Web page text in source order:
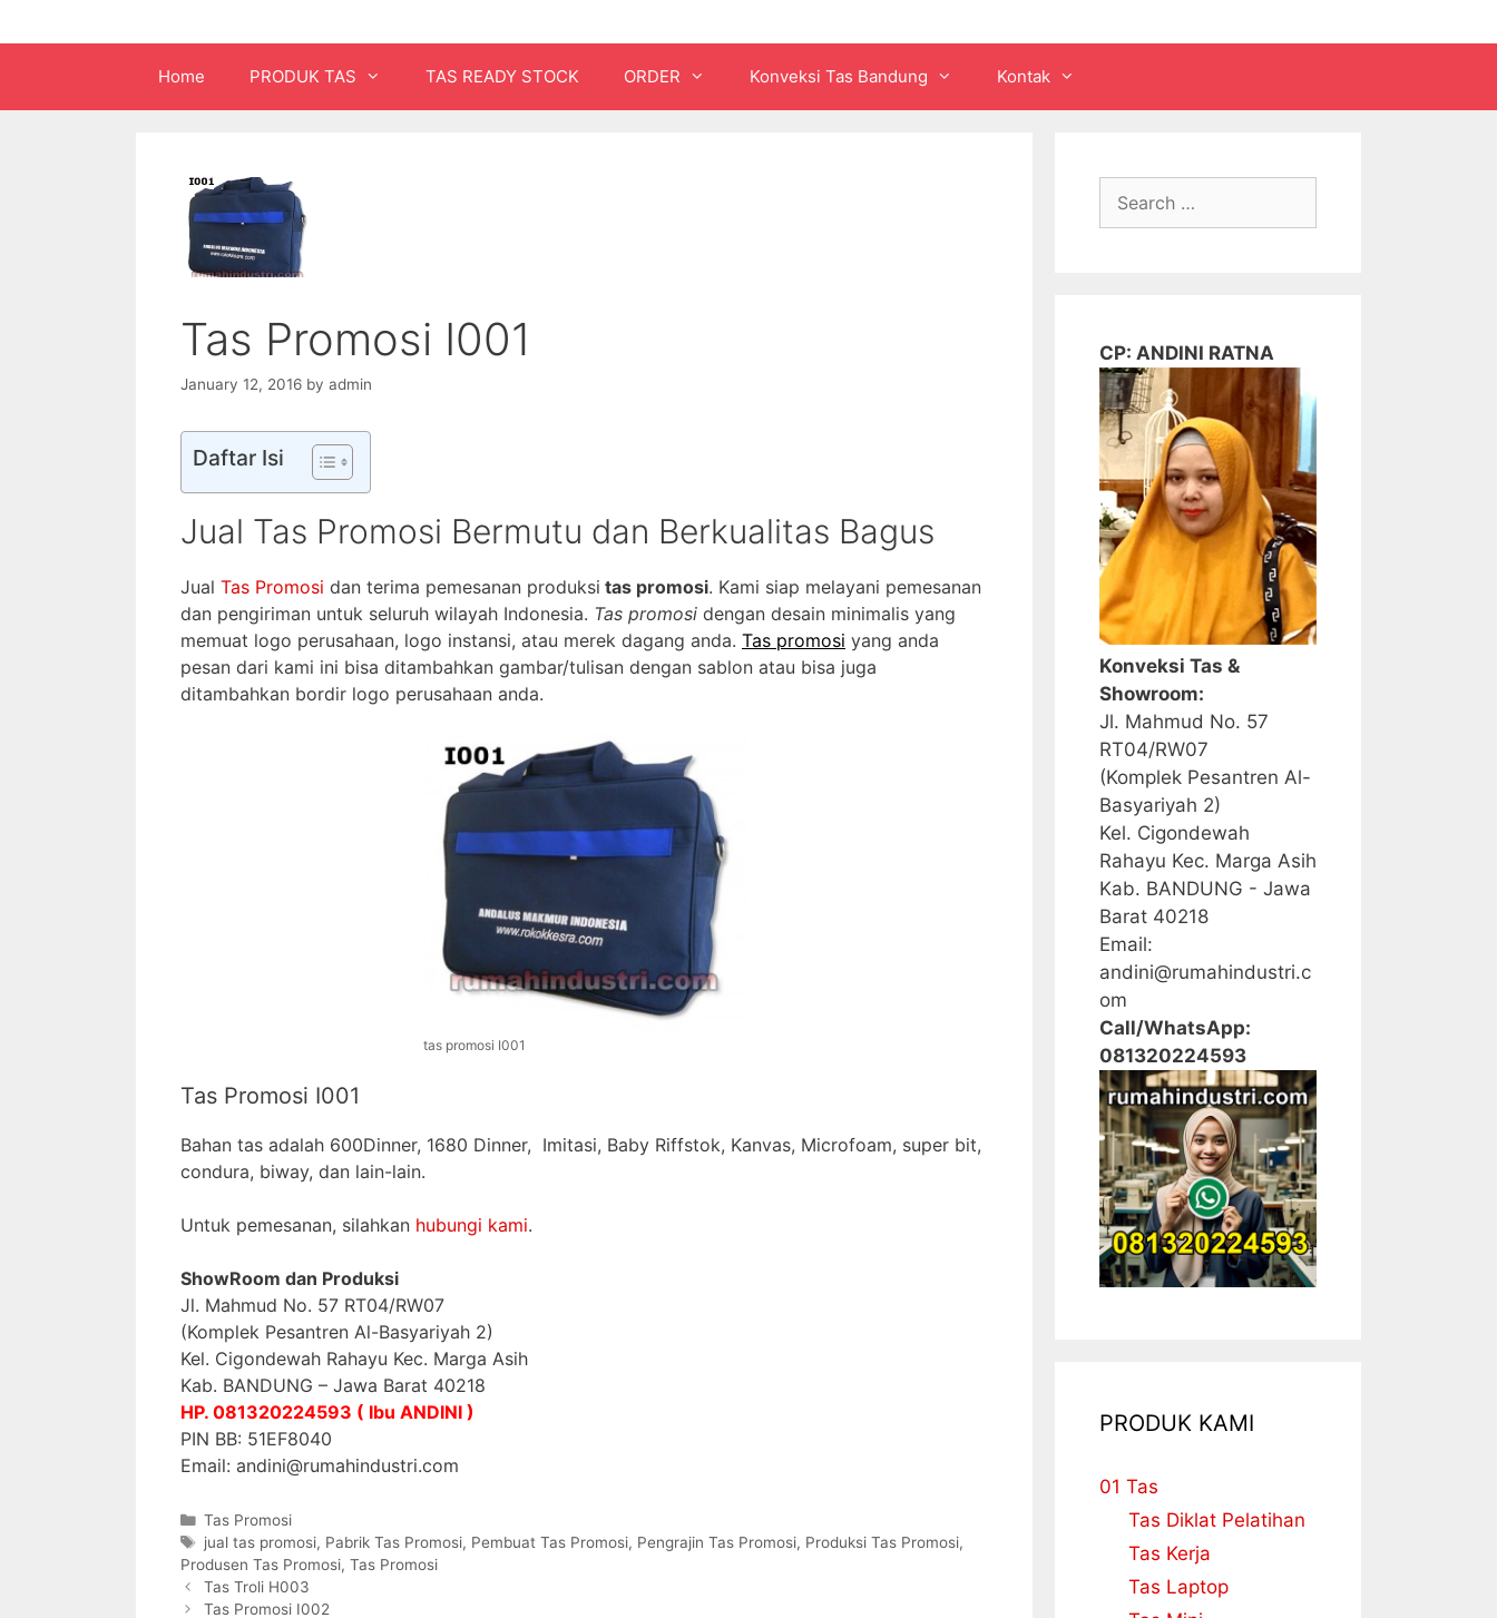
Home PRODUK TAS TAS READY STOCK ORDER Konveksi Tas Bandung Kontak
Tas Promosi I001
January 12, 2016 by admin
Daftar Isi
Jual Tas Promosi Bermutu dan Berkualitas Bagus
Jual Tas Promosi dan terima pemesanan produksi tas promosi. Kami siap melayani pemesanan
dan pengiriman untuk seluruh wilayah Indonesia. Tas promosi dengan desain minimalis yang
memuat logo perusahaan, logo instansi, atau merek dagang anda. Tas promosi yang anda
pesan dari kami ini bisa ditambahkan gambar/tulisan dengan sablon atau bisa juga
ditambahkan bordir logo perusahaan anda.
tas promosi I001
Tas Promosi I001
Bahan tas adalah 600Dinner, 1680 Dinner, Imitasi, Baby Riffstok, Kanvas, Microfoam, super bit,
condura, biway, dan lain-lain.
Untuk pemesanan, silahkan hubungi kami.
ShowRoom dan Produksi
Jl. Mahmud No. 57 RT04/RW07
(Komplek Pesantren Al-Basyariyah 2)
Kel. Cigondewah Rahayu Kec. Marga Asih
Kab. BANDUNG – Jawa Barat 40218
HP. 081320224593 ( Ibu ANDINI )
PIN BB: 51EF8040
Email: andini@rumahindustri.com
Categories
Tas Promosi
Tags
jual tas promosi, Pabrik Tas Promosi, Pembuat Tas Promosi, Pengrajin Tas Promosi, Produksi Tas Promosi,
Produsen Tas Promosi, Tas Promosi
Tas Troli H003
Tas Promosi I002
for:
CP: ANDINI RATNA
Konveksi Tas &
Showroom:
Jl. Mahmud No. 57
RT04/RW07
(Komplek Pesantren Al-
Basyariyah 2)
Kel. Cigondewah
Rahayu Kec. Marga Asih
Kab. BANDUNG - Jawa
Barat 40218
Email:
andini@rumahindustri.c
om
Call/WhatsApp:
081320224593
PRODUK KAMI
01 Tas
Tas Diklat Pelatihan
Tas Kerja
Tas Laptop